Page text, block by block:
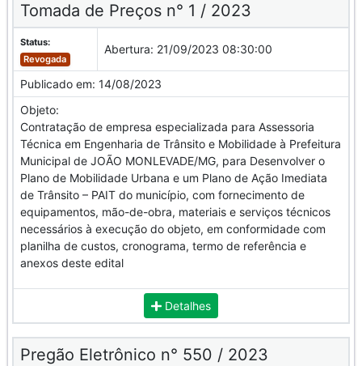
Tomada de Preços n° 1 / 2023
Status:
Revogada
Abertura: 21/09/2023 08:30:00
Publicado em: 14/08/2023
Objeto:
Contratação de empresa especializada para Assessoria
Técnica em Engenharia de Trânsito e Mobilidade à Prefeitura
Municipal de JOÃO MONLEVADE/MG, para Desenvolver o
Plano de Mobilidade Urbana e um Plano de Ação Imediata
de Trânsito – PAIT do município, com fornecimento de
equipamentos, mão-de-obra, materiais e serviços técnicos
necessários à execução do objeto, em conformidade com
planilha de custos, cronograma, termo de referência e
anexos deste edital
Detalhes
Pregão Eletrônico n° 550 / 2023